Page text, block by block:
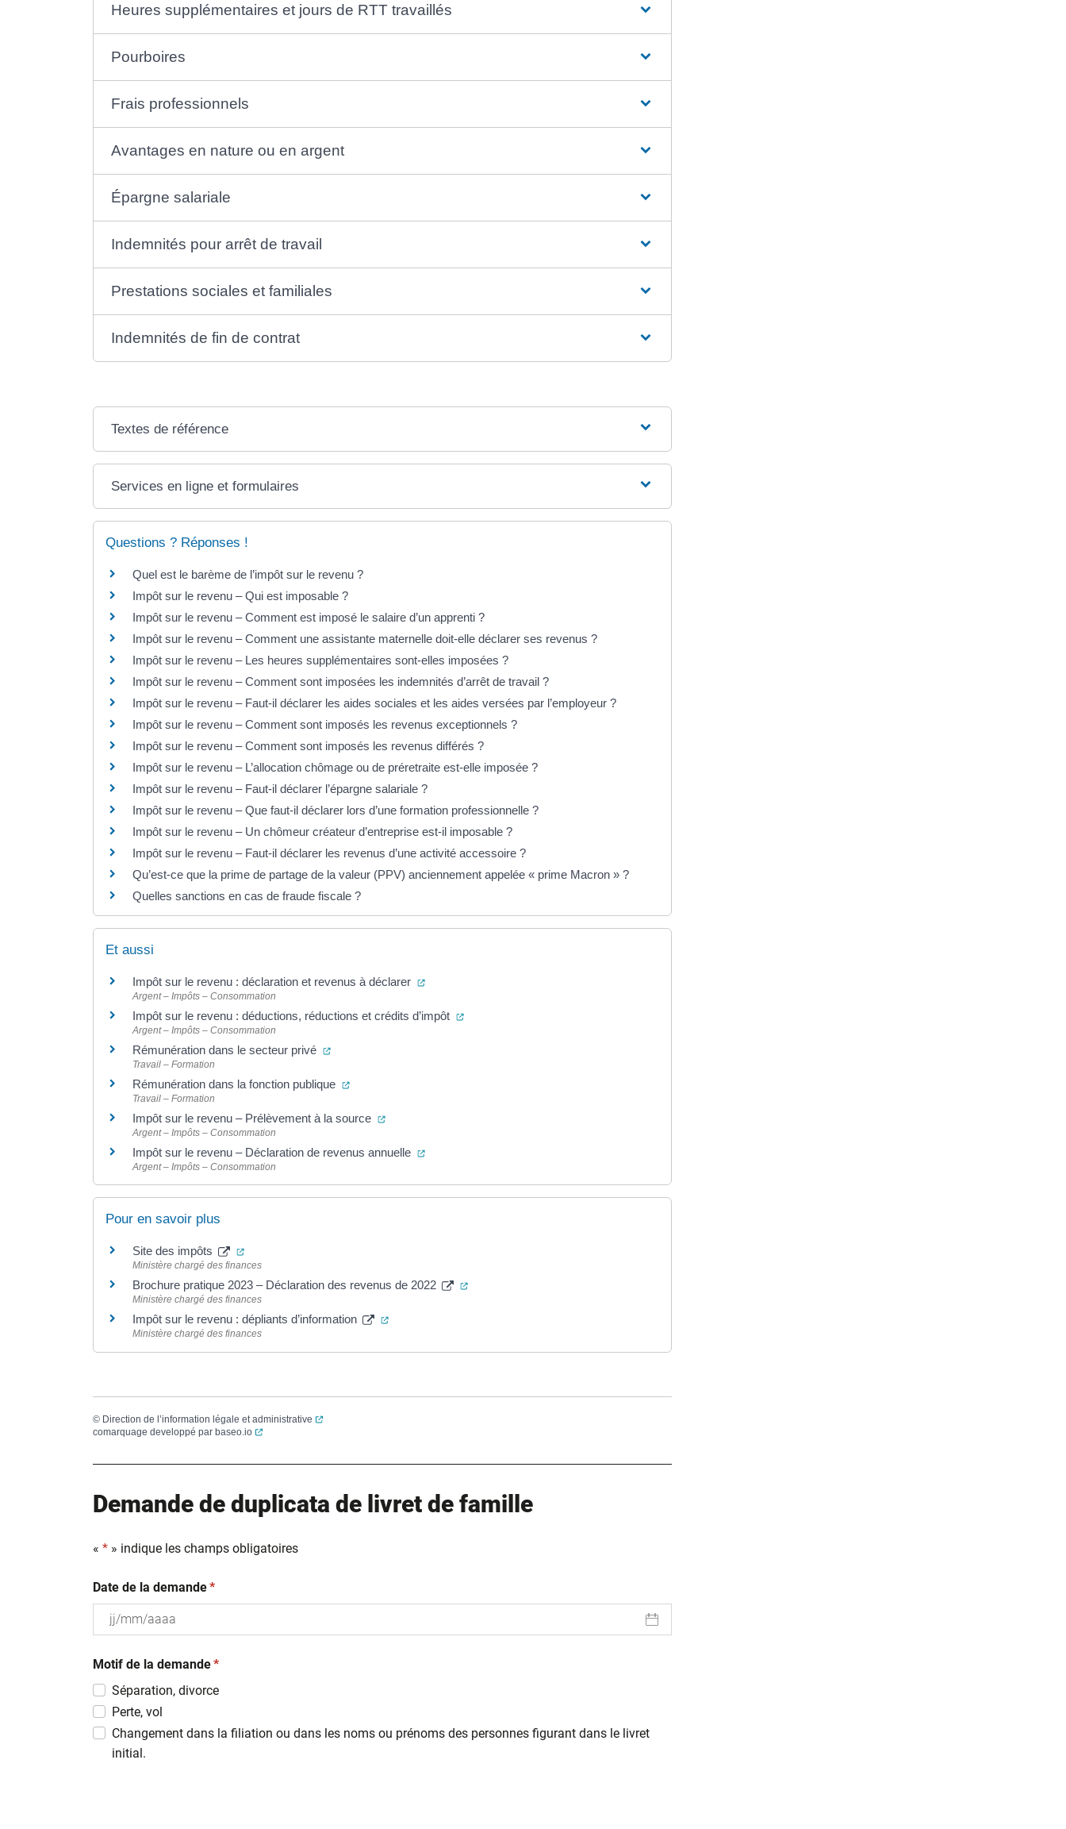
Heures supplémentaires et jours de RTT travaillés
Pourboires
Frais professionnels
Avantages en nature ou en argent
Épargne salariale
Indemnités pour arrêt de travail
Prestations sociales et familiales
Indemnités de fin de contrat
Textes de référence
Services en ligne et formulaires
Questions ? Réponses !
Quel est le barème de l’impôt sur le revenu ?
Impôt sur le revenu – Qui est imposable ?
Impôt sur le revenu – Comment est imposé le salaire d’un apprenti ?
Impôt sur le revenu – Comment une assistante maternelle doit-elle déclarer ses revenus ?
Impôt sur le revenu – Les heures supplémentaires sont-elles imposées ?
Impôt sur le revenu – Comment sont imposées les indemnités d’arrêt de travail ?
Impôt sur le revenu – Faut-il déclarer les aides sociales et les aides versées par l’employeur ?
Impôt sur le revenu – Comment sont imposés les revenus exceptionnels ?
Impôt sur le revenu – Comment sont imposés les revenus différés ?
Impôt sur le revenu – L’allocation chômage ou de préretraite est-elle imposée ?
Impôt sur le revenu – Faut-il déclarer l’épargne salariale ?
Impôt sur le revenu – Que faut-il déclarer lors d’une formation professionnelle ?
Impôt sur le revenu – Un chômeur créateur d’entreprise est-il imposable ?
Impôt sur le revenu – Faut-il déclarer les revenus d’une activité accessoire ?
Qu’est-ce que la prime de partage de la valeur (PPV) anciennement appelée « prime Macron » ?
Quelles sanctions en cas de fraude fiscale ?
Et aussi
Impôt sur le revenu : déclaration et revenus à déclarer (ouverture dans un nouvel onglet)
Argent – Impôts – Consommation
Impôt sur le revenu : déductions, réductions et crédits d’impôt (ouverture dans un nouvel onglet)
Argent – Impôts – Consommation
Rémunération dans le secteur privé (ouverture dans un nouvel onglet)
Travail – Formation
Rémunération dans la fonction publique (ouverture dans un nouvel onglet)
Travail – Formation
Impôt sur le revenu – Prélèvement à la source (ouverture dans un nouvel onglet)
Argent – Impôts – Consommation
Impôt sur le revenu – Déclaration de revenus annuelle (ouverture dans un nouvel onglet)
Argent – Impôts – Consommation
Pour en savoir plus
Site des impôts (ouverture dans un nouvel onglet)
Ministère chargé des finances
Brochure pratique 2023 – Déclaration des revenus de 2022 (ouverture dans un nouvel onglet)
Ministère chargé des finances
Impôt sur le revenu : dépliants d’information (ouverture dans un nouvel onglet)
Ministère chargé des finances
© Direction de l’information légale et administrative
(ouverture dans un nouvel onglet)
comarquage developpé par baseo.io (ouverture dans un nouvel onglet)
Demande de duplicata de livret de famille
« * » indique les champs obligatoires
Date de la demande(obligatoire)
*
slash
MM
slash
AAAA
Motif de la demande(obligatoire)
*
Séparation, divorce
Perte, vol
Changement dans la filiation ou dans les noms ou prénoms des personnes figurant dans le livret
initial.